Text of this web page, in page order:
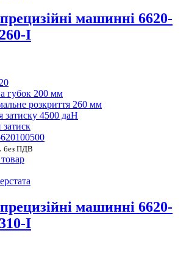
машинні 6620-
I
губок 200 мм
розкриття 260 мм
затиску 4500 даН
без ПДВ
машинні 6620-
I